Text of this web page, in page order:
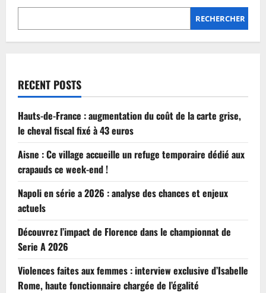
coût
la
grise,
à
43
RECHERCHER
RECENT POSTS
Hauts-de-France : augmentation du coût de la carte grise,
le cheval fiscal fixé à 43 euros
Aisne : Ce village accueille un refuge temporaire dédié aux
crapauds ce week-end !
Napoli en série a 2026 : analyse des chances et enjeux
actuels
Découvrez l’impact de Florence dans le championnat de
Serie A 2026
Violences faites aux femmes : interview exclusive d’Isabelle
Rome, haute fonctionnaire chargée de l’égalité